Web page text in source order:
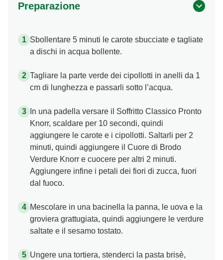
Preparazione
Sbollentare 5 minuti le carote sbucciate e tagliate
a dischi in acqua bollente.
Tagliare la parte verde dei cipollotti in anelli da 1
cm di lunghezza e passarli sotto l’acqua.
In una padella versare il Soffritto Classico Pronto
Knorr, scaldare per 10 secondi, quindi
aggiungere le carote e i cipollotti. Saltarli per 2
minuti, quindi aggiungere il Cuore di Brodo
Verdure Knorr e cuocere per altri 2 minuti.
Aggiungere infine i petali dei fiori di zucca, fuori
dal fuoco.
Mescolare in una bacinella la panna, le uova e la
groviera grattugiata, quindi aggiungere le verdure
saltate e il sesamo tostato.
Ungere una tortiera, stenderci la pasta brisè,